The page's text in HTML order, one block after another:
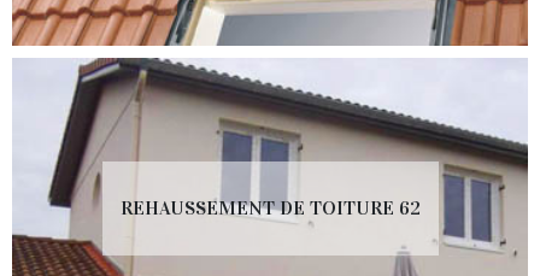
REHAUSSEMENT DE TOITURE 62